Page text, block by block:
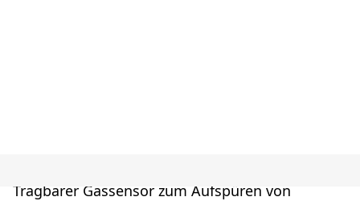
Tragbarer Gassensor zum Aufspüren von